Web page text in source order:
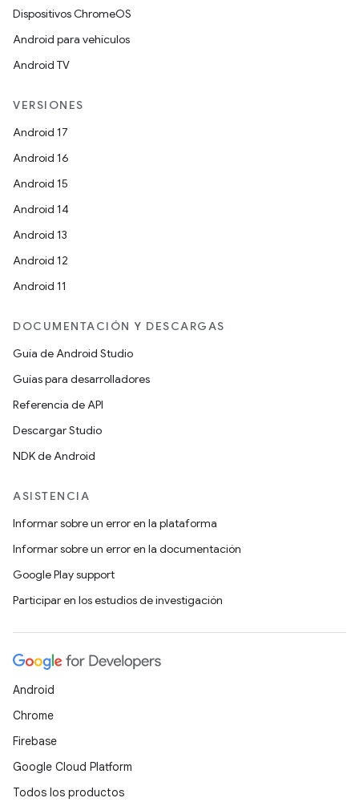
Dispositivos ChromeOS
Android para vehículos
Android TV
VERSIONES
Android 17
Android 16
Android 15
Android 14
Android 13
Android 12
Android 11
DOCUMENTACIÓN Y DESCARGAS
Guía de Android Studio
Guías para desarrolladores
Referencia de API
Descargar Studio
NDK de Android
ASISTENCIA
Informar sobre un error en la plataforma
Informar sobre un error en la documentación
Google Play support
Participar en los estudios de investigación
Android
Chrome
Firebase
Google Cloud Platform
Todos los productos